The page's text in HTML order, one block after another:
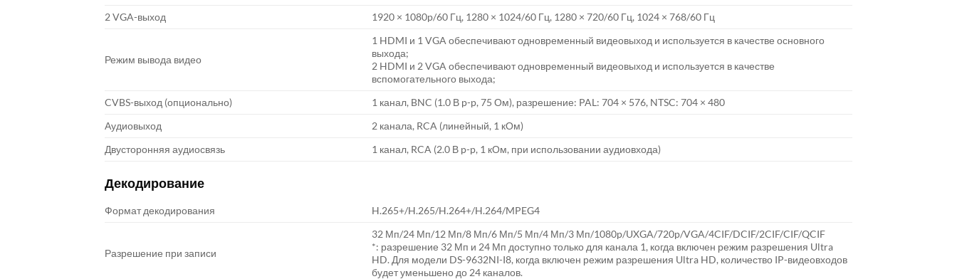
2 VGA-выход
1920 × 1080p/60 Гц, 1280 × 1024/60 Гц, 1280 × 720/60 Гц, 1024 × 768/60 Гц
Режим вывода видео
1 HDMI и 1 VGA обеспечивают одновременный видеовыход и используется в качестве основного
выхода;
2 HDMI и 2 VGA обеспечивают одновременный видеовыход и используется в качестве
вспомогательного выхода;
CVBS-выход (опционально)
1 канал, BNC (1.0 В p-p, 75 Ом), разрешение: PAL: 704 × 576, NTSC: 704 × 480
Аудиовыход
2 канала, RCA (линейный, 1 кОм)
Двусторонняя аудиосвязь
1 канал, RCA (2.0 В p-p, 1 кОм, при использовании аудиовхода)
Декодирование
Формат декодирования H.265+/H.265/H.264+/H.264/MPEG4
Разрешение при записи
32 Мп/24 Мп/12 Мп/8 Мп/6 Мп/5 Мп/4 Мп/3 Мп/1080p/UXGA/720p/VGA/4CIF/DCIF/2CIF/CIF/QCIF
*: разрешение 32 Мп и 24 Мп доступно только для канала 1, когда включен режим разрешения Ultra
HD. Для модели DS-9632NI-I8, когда включен режим разрешения Ultra HD, количество IP-видеовходов
будет уменьшено до 24 каналов.